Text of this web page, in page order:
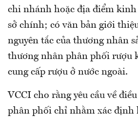
chi nhánh hoặc địa điểm
sở chính; có văn bản giới
nguyên tắc của thương nhân
thương nhân phân phối rượu
cung cấp rượu ở nước ngoài.
VCCI cho rằng yêu cầu về
phân phối chỉ nhằm xác